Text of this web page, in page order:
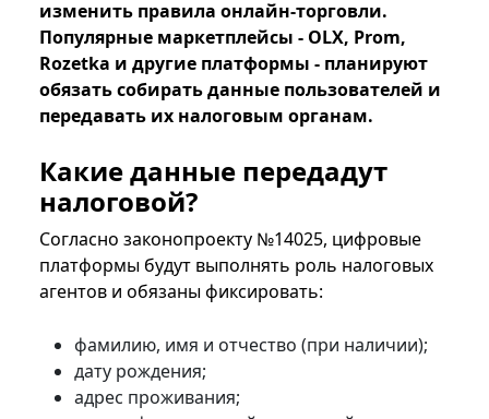
изменить правила онлайн-торговли.
Популярные маркетплейсы - OLX, Prom,
Rozetka и другие платформы - планируют
обязать собирать данные пользователей и
передавать их налоговым органам.
Какие данные передадут
налоговой?
Согласно законопроекту №14025, цифровые
платформы будут выполнять роль налоговых
агентов и обязаны фиксировать:
фамилию, имя и отчество (при наличии);
дату рождения;
адрес проживания;